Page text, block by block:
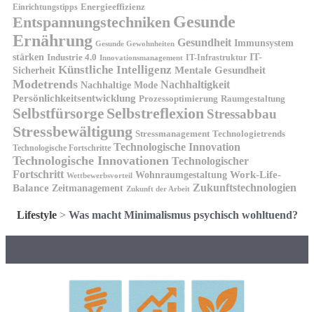
Einrichtungstipps Energieeffizienz
Entspannungstechniken Gesunde
Ernährung Gesunde Gewohnheiten Gesundheit Immunsystem
stärken Industrie 4.0 Innovationsmanagement IT-Infrastruktur IT-
Sicherheit Künstliche Intelligenz Mentale Gesundheit
Modetrends Nachhaltige Mode Nachhaltigkeit
Persönlichkeitsentwicklung Prozessoptimierung Raumgestaltung
Selbstfürsorge Selbstreflexion Stressabbau
Stressbewältigung Stressmanagement Technologietrends
Technologische Fortschritte Technologische Innovation
Technologische Innovationen Technologischer
Fortschritt Wettbewerbsvorteil Wohnraumgestaltung Work-Life-
Balance Zeitmanagement Zukunft der Arbeit Zukunftstechnologien
Lifestyle> Was macht Minimalismus psychisch wohltuend?